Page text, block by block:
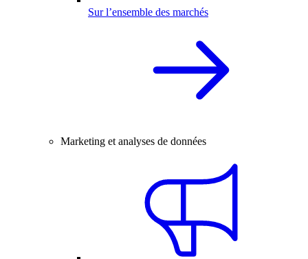
Sur l’ensemble des marchés
Marketing et analyses de données